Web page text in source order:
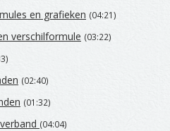
en grafieken (04:21)
verschilformule (03:22)
(02:40)
(01:32)
(04:04)